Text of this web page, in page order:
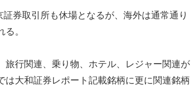
券取引所も休場となるが、海外は通常通り
。
行関連、乗り物、ホテル、レジャー関連が
大和証券レポート記載銘柄に更に関連銘柄